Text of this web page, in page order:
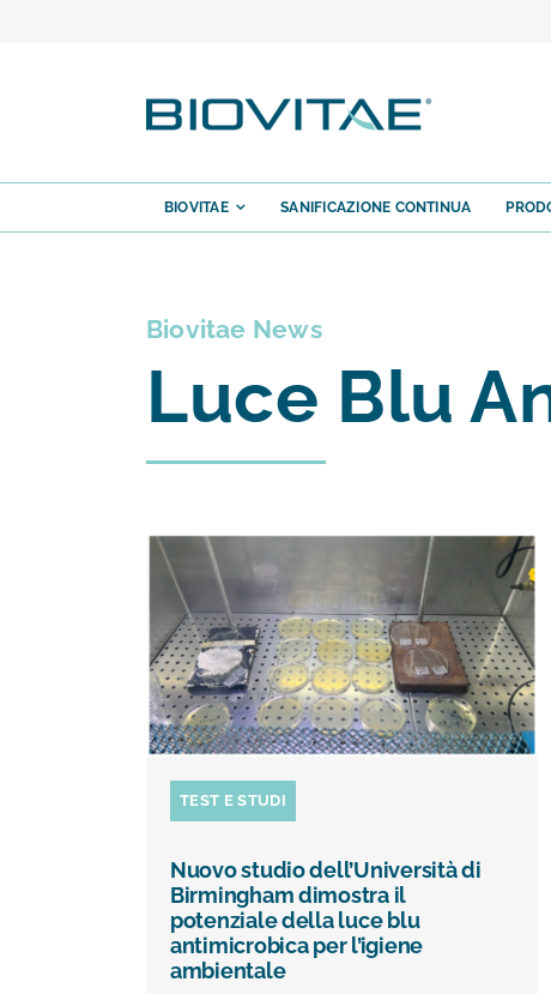
BIOVITAE SANIFICAZIONE CONTINUA
Biovitae News
Luce Blu
TEST E STUDI
Nuovo studio dell’Università di
Birmingham dimostra il
potenziale della luce blu
antimicrobica per l’igiene
ambientale